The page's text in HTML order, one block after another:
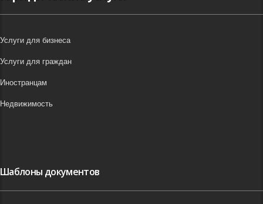
Услуги для бизнеса
Услуги для граждан
Иностранцам
Недвижимость
Шаблоны документов